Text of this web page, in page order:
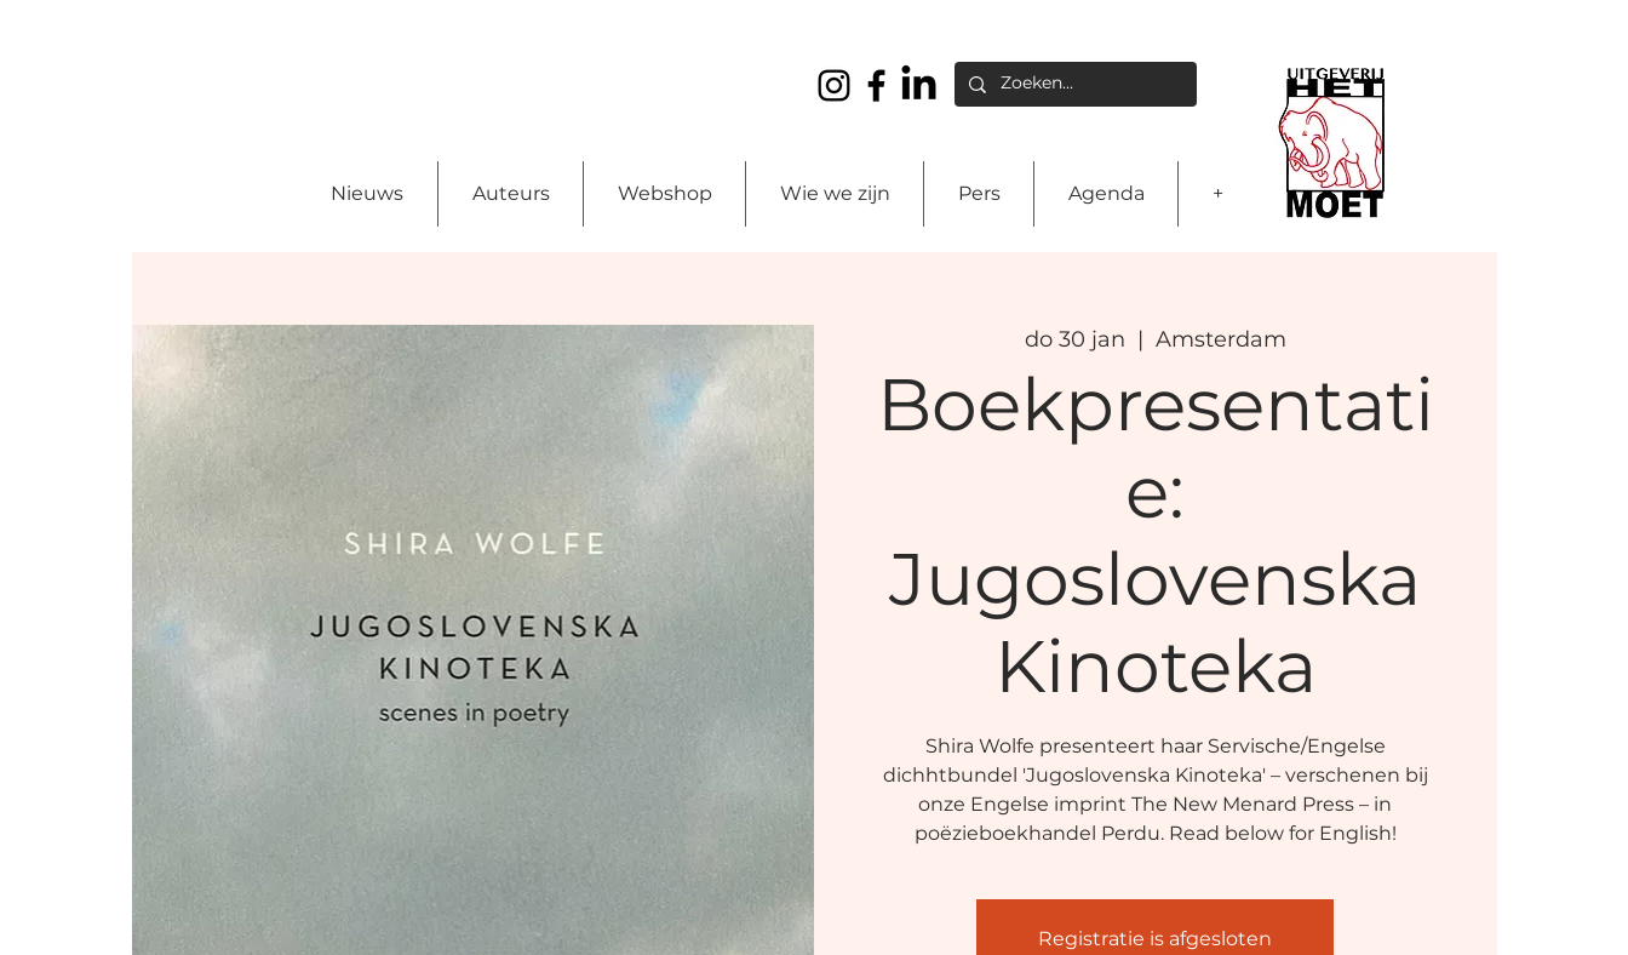
Nieuws Auteurs Webshop Wie we zijn Pers Agenda +
do 30 jan
  |
Amsterdam
Boekpresentati
e:
Jugoslovenska
Kinoteka
Shira Wolfe presenteert haar Servische/Engelse
dichhtbundel 'Jugoslovenska Kinoteka' – verschenen bij
onze Engelse imprint The New Menard Press – in
poëzieboekhandel Perdu. Read below for English!
Registratie is afgesloten